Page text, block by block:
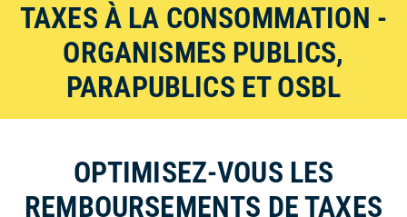
TAXES À LA CONSOMMATION -
ORGANISMES PUBLICS,
PARAPUBLICS ET OSBL
OPTIMISEZ-VOUS LES
REMBOURSEMENTS DE TAXES